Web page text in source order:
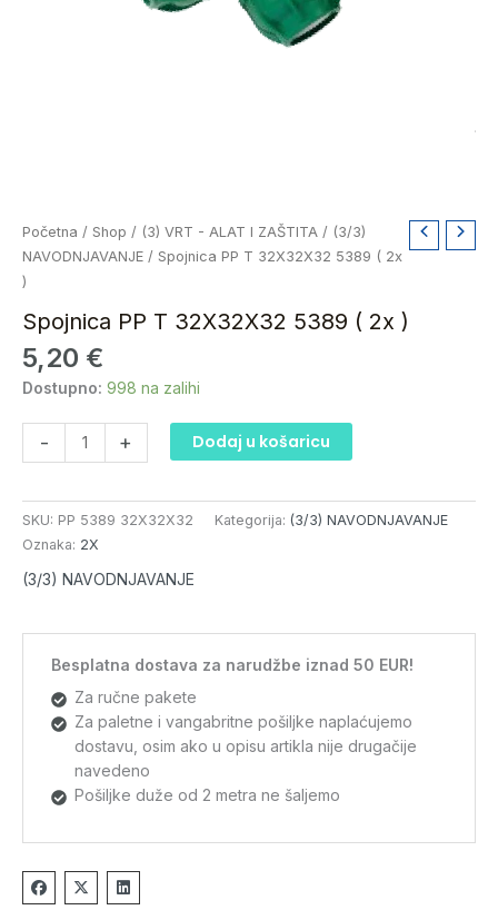
Početna / Shop / (3) VRT - ALAT I ZAŠTITA / (3/3)
NAVODNJAVANJE / Spojnica PP T 32X32X32 5389 ( 2x
)
Spojnica PP T 32X32X32 5389 ( 2x )
5,20 €
Dostupno: 998 na zalihi
-
Spojnica
PP
T
5389
(
2x
količina
+ Dodaj u košaricu
SKU: PP 5389 32X32X32 Kategorija: (3/3) NAVODNJAVANJE
Oznaka: 2X
(3/3) NAVODNJAVANJE
Besplatna dostava za narudžbe iznad 50 EUR!
Za ručne pakete
Za paletne i vangabritne pošiljke naplaćujemo
dostavu, osim ako u opisu artikla nije drugačije
navedeno
Pošiljke duže od 2 metra ne šaljemo